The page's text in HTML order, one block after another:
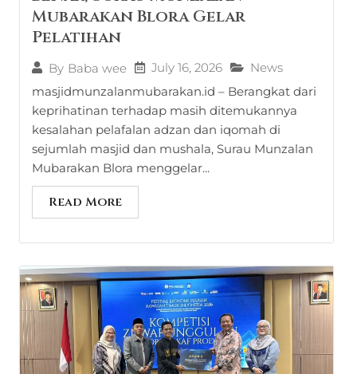
Mubarakan Blora Gelar
Pelatihan
By Baba wee July 16, 2026
News
masjidmunzalanmubarakan.id – Berangkat dari
keprihatinan terhadap masih ditemukannya
kesalahan pelafalan adzan dan iqomah di
sejumlah masjid dan mushala, Surau Munzalan
Mubarakan Blora menggelar...
Read More